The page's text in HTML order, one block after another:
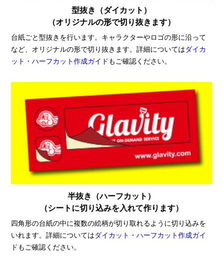
型抜き（ダイカット）
（オリジナルの形で切り抜きます）
台紙ごと型抜きを行います。キャラクターやロゴの形に沿って
など、オリジナルの形で切り抜きます。詳細についてはダイカ
ット・ハーフカット作成ガイド もご確認ください。
半抜き（ハーフカット）
（シートに切り込みを入れて作ります）
四角形の台紙の中に複数の絵柄が切り取れるように切り込みを
いれます。詳細についてはダイカット・ハーフカット作成ガイ
ド もご確認ください。